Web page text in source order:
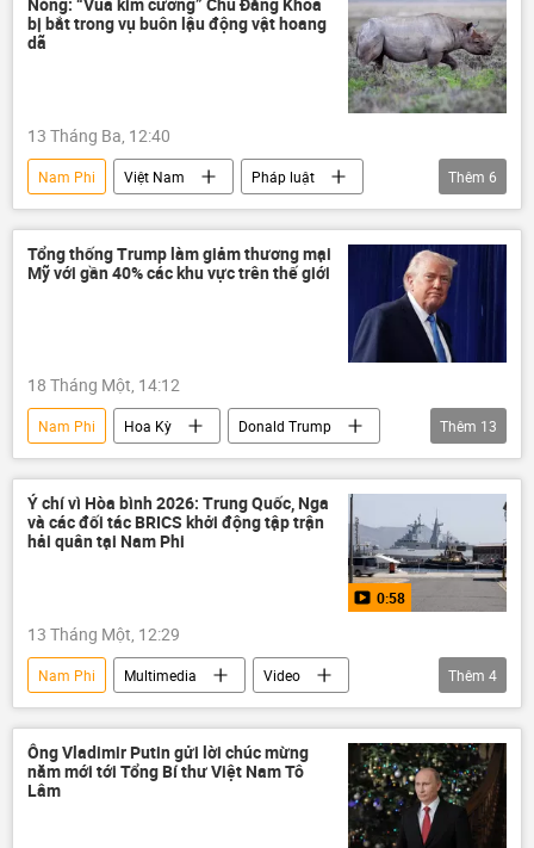
bị bắt trong vụ buôn lậu động vật hoang
dã
13 Tháng Ba, 12:40
Nam Phi Việt Nam
Pháp luật
vi phạm
tê giác
tê giác 1 sừng java
động vật
tội phạm
buôn lậu
Thêm 6
Tổng thống Trump làm giảm thương mại
Mỹ với gần 40% các khu vực trên thế giới
18 Tháng Một, 14:12
Nam Phi Hoa Kỳ
Donald Trump
Kinh tế
Thế giới
Chính trị
phương Tây
thương mại
Trung Quốc
Greenland
Châu Âu
Thêm 13
Ý chí vì Hòa bình 2026: Trung Quốc, Nga
và các đối tác BRICS khởi động tập trận
hải quân tại Nam Phi
0:58
13 Tháng Một, 12:29
Nam Phi Multimedia
Video
Thế giới
BRICS
Nga
cuộc tập trận
Thêm 4
Ông Vladimir Putin gửi lời chúc mừng
năm mới tới Tổng Bí thư Việt Nam Tô
Lâm